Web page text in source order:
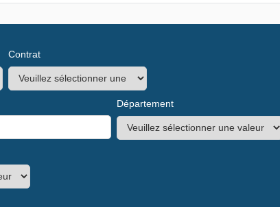
Contrat
Département